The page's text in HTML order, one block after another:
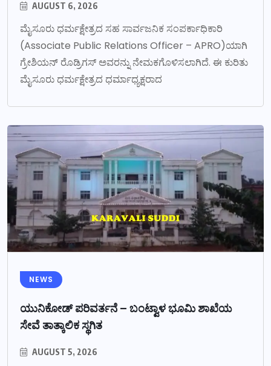
AUGUST 6, 2026
ಮೈಸೂರು ಧರ್ಮಕ್ಷೇತ್ರದ ಸಹ ಸಾರ್ವಜನಿಕ ಸಂಪರ್ಕಾಧಿಕಾರಿ
(Associate Public Relations Officer – APRO)ಯಾಗಿ
ಗ್ರೇಶಿಯನ್ ರೊಡ್ರಿಗಸ್ ಅವರನ್ನು ನೇಮಕಗೊಳಿಸಲಾಗಿದೆ. ಈ ಕುರಿತು
ಮೈಸೂರು ಧರ್ಮಕ್ಷೇತ್ರದ ಧರ್ಮಾಧ್ಯಕ್ಷರಾದ
NEWS
ಯುನಿಕೋಡ್ ಪರಿವರ್ತನೆ – ಬಂಟ್ವಾಳ ಭೂಮಿ ಶಾಖೆಯ
ಸೇವೆ ತಾತ್ಕಾಲಿಕ ಸ್ಥಗಿತ
AUGUST 5, 2026